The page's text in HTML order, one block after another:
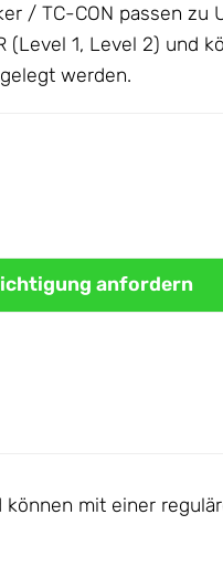
/ TC-CON passen zu
(Level 1, Level 2) und
werden.
anfordern
können mit einer